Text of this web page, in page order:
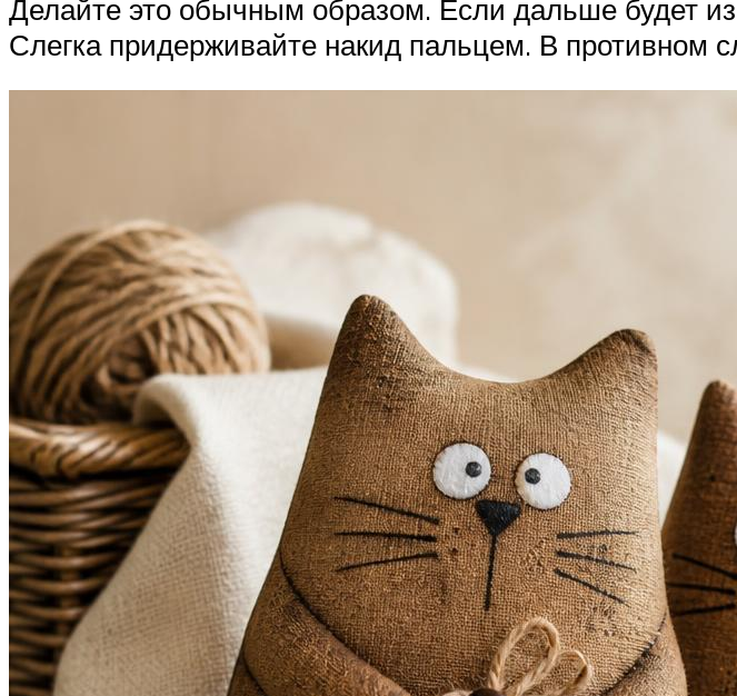
Делайте это обычным образом. Если дальше будет
Слегка придерживайте накид пальцем. В противном